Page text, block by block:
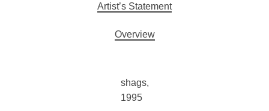
Artist’s Statement
Overview
shags,
1995